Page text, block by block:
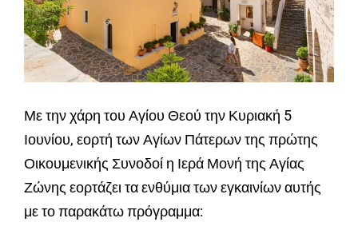
Με την χάρη του Αγίου Θεού την Κυριακή 5
Ιουνίου, εορτή των Αγίων Πάτερων της πρώτης
Οικουμενικής Συνοδοί η Ιερά Μονή της Αγίας
Ζώνης εορτάζει τα ενθύμια των εγκαινίων αυτής
με το παρακάτω πρόγραμμα: